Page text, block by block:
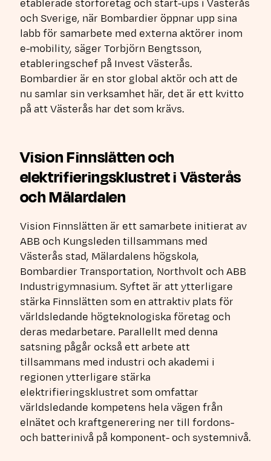
etablerade storföretag och start-ups i Västerås
och Sverige, när Bombardier öppnar upp sina
labb för samarbete med externa aktörer inom
e-mobility, säger Torbjörn Bengtsson,
etableringschef på Invest Västerås.
Bombardier är en stor global aktör och att de
nu samlar sin verksamhet här, det är ett kvitto
på att Västerås har det som krävs.
Vision Finnslätten och
elektrifieringsklustret i Västerås
och Mälardalen
Vision Finnslätten är ett samarbete initierat av
ABB och Kungsleden tillsammans med
Västerås stad, Mälardalens högskola,
Bombardier Transportation, Northvolt och ABB
Industrigymnasium. Syftet är att ytterligare
stärka Finnslätten som en attraktiv plats för
världsledande högteknologiska företag och
deras medarbetare. Parallellt med denna
satsning pågår också ett arbete att
tillsammans med industri och akademi i
regionen ytterligare stärka
elektrifieringsklustret som omfattar
världsledande kompetens hela vägen från
elnätet och kraftgenerering ner till fordons-
och batterinivå på komponent- och systemnivå.